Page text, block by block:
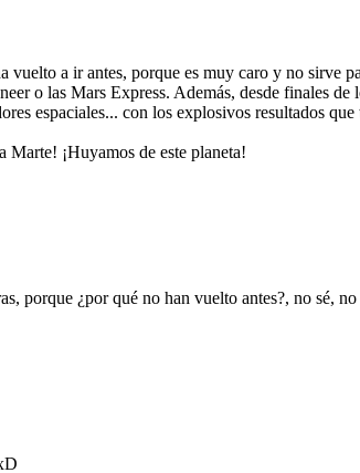
vuelto a ir antes, porque es muy caro y no sirve
o las Mars Express. Además, desde finales
espaciales... con los explosivos resultados
¡Huyamos de este planeta!
porque ¿por qué no han vuelto antes?, no sé,